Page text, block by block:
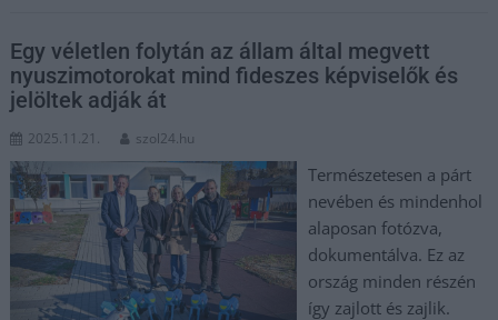
Egy véletlen folytán az állam által megvett
nyuszimotorokat mind fideszes képviselők és
jelöltek adják át
2025.11.21. szol24.hu
Természetesen a párt
nevében és mindenhol
alaposan fotózva,
dokumentálva. Ez az
ország minden részén
így zajlott és zajlik.